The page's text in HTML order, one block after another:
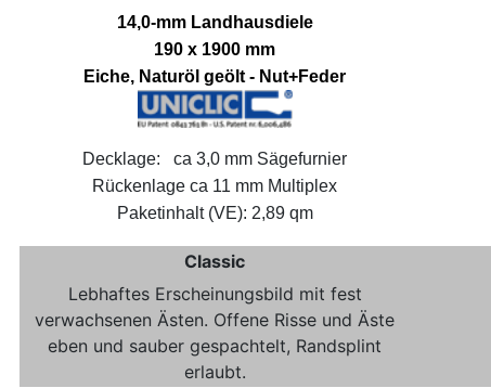
14,0-mm Landhausdiele
190 x 1900 mm
Eiche, Naturöl geölt - Nut+Feder
Decklage: ca 3,0 mm Sägefurnier
Rückenlage ca 11 mm Multiplex
Paketinhalt (VE): 2,89 qm
Classic
Lebhaftes Erscheinungsbild mit fest
verwachsenen Ästen. Offene Risse und Äste
eben und sauber gespachtelt, Randsplint
erlaubt.